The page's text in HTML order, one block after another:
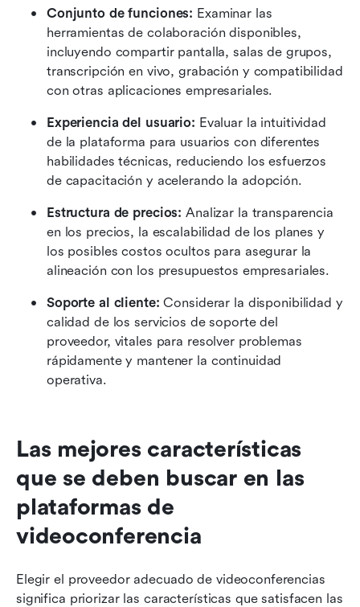
Conjunto de funciones: Examinar las
herramientas de colaboración disponibles,
incluyendo compartir pantalla, salas de grupos,
transcripción en vivo, grabación y compatibilidad
con otras aplicaciones empresariales.
Experiencia del usuario: Evaluar la intuitividad
de la plataforma para usuarios con diferentes
habilidades técnicas, reduciendo los esfuerzos
de capacitación y acelerando la adopción.
Estructura de precios: Analizar la transparencia
en los precios, la escalabilidad de los planes y
los posibles costos ocultos para asegurar la
alineación con los presupuestos empresariales.
Soporte al cliente: Considerar la disponibilidad y
calidad de los servicios de soporte del
proveedor, vitales para resolver problemas
rápidamente y mantener la continuidad
operativa.
Las mejores características
que se deben buscar en las
plataformas de
videoconferencia
Elegir el proveedor adecuado de videoconferencias
significa priorizar las características que satisfacen las